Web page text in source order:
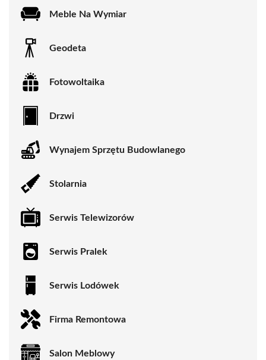
Meble Na Wymiar
Geodeta
Fotowoltaika
Drzwi
Wynajem Sprzętu Budowlanego
Stolarnia
Serwis Telewizorów
Serwis Pralek
Serwis Lodówek
Firma Remontowa
Salon Meblowy